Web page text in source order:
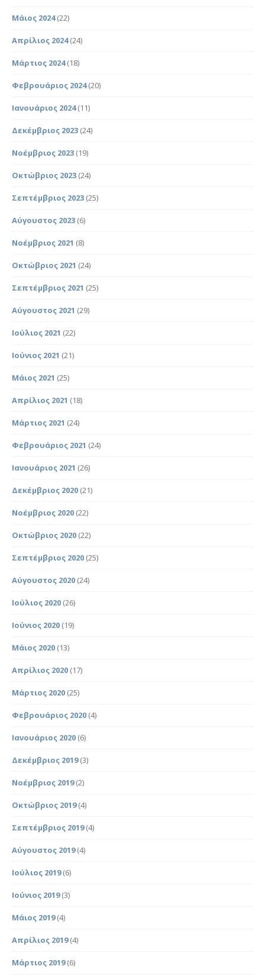
Μάιος 2024(22)
Απρίλιος 2024(24)
Μάρτιος 2024(18)
Φεβρουάριος 2024(20)
Ιανουάριος 2024(11)
Δεκέμβριος 2023 (24)
Νοέμβριος 2023 (19)
Οκτώβριος 2023 (24)
Σεπτέμβριος 2023 (25)
Αύγουστος 2023 (6)
Νοέμβριος 2021 (8)
Οκτώβριος 2021 (24)
Σεπτέμβριος 2021 (25)
Αύγουστος 2021 (29)
Ιούλιος 2021 (22)
Ιούνιος 2021 (21)
Μάιος 2021 (25)
Απρίλιος 2021 (18)
Μάρτιος 2021 (24)
Φεβρουάριος 2021 (24)
Ιανουάριος 2021 (26)
Δεκέμβριος 2020 (21)
Νοέμβριος 2020 (22)
Οκτώβριος 2020 (22)
Σεπτέμβριος 2020 (25)
Αύγουστος 2020 (24)
Ιούλιος 2020 (26)
Ιούνιος 2020 (19)
Μάιος 2020 (13)
Απρίλιος 2020 (17)
Μάρτιος 2020 (25)
Φεβρουάριος 2020 (4)
Ιανουάριος 2020 (6)
Δεκέμβριος 2019(3)
Νοέμβριος 2019(2)
Οκτώβριος 2019(4)
Σεπτέμβριος 2019(4)
Αύγουστος 2019(4)
Ιούλιος 2019(6)
Ιούνιος 2019(3)
Μάιος 2019(4)
Απρίλιος 2019(4)
Μάρτιος 2019(6)